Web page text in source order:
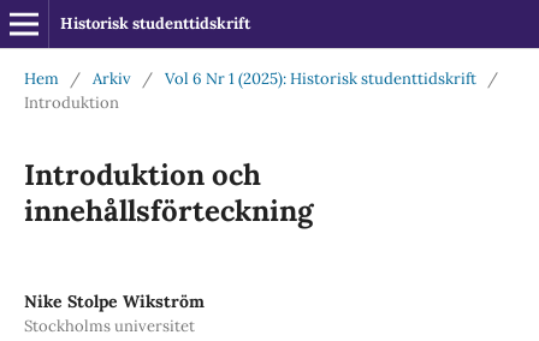
Historisk studenttidskrift
Hem / Arkiv / Vol 6 Nr 1 (2025): Historisk studenttidskrift
/
Introduktion
Introduktion och
innehållsförteckning
Nike Stolpe Wikström
Stockholms universitet